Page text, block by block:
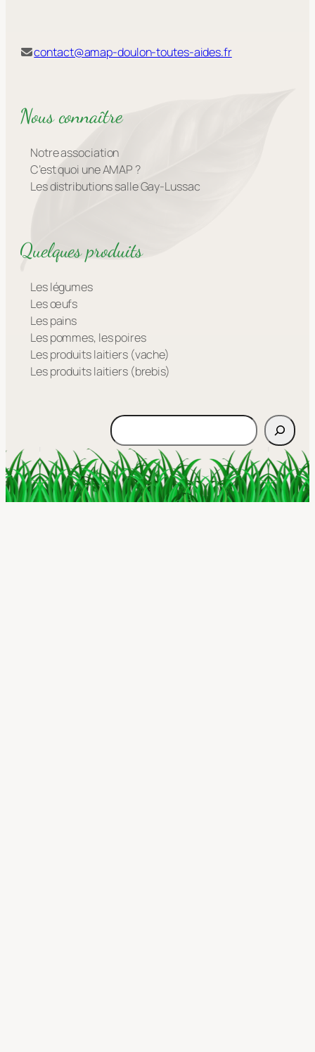
contact@amap-doulon-toutes-aides.fr
Nous connaître
Notre association
C’est quoi une AMAP ?
Les distributions salle Gay-Lussac
Quelques produits
Les légumes
Les œufs
Les pains
Les pommes, les poires
Les produits laitiers (vache)
Les produits laitiers (brebis)
Rechercher